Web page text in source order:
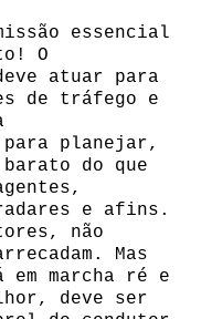
essencial
O
atuar para
de tráfego e
planejar,
do que
e afins.
não
Mas
marcha ré e
deve ser